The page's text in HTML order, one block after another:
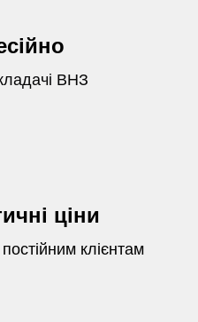
ВНЗ
ціни
клієнтам